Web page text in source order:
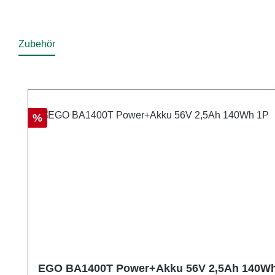
Zubehör
Rabatt
%
EGO BA1400T Power+Akku 56V 2,5Ah